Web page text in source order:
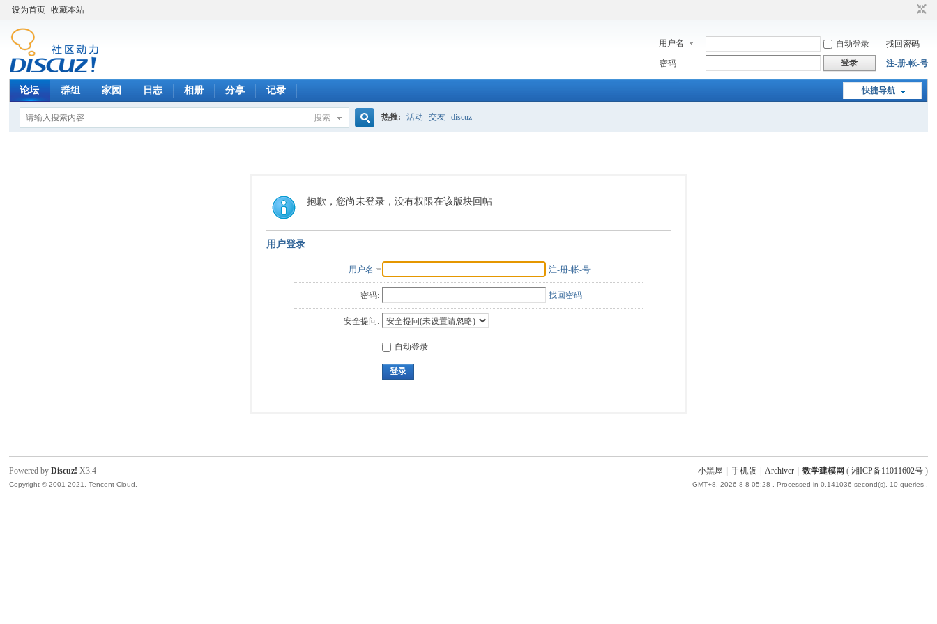
设为首页 收藏本站
用户名 自动登录
找回密码
密码
登录 注-册-帐-号
快捷导航
论坛 群组 家园 日志 相册 分享 记录
搜索
索
热搜: 活动 交友 discuz
抱歉，您尚未登录，没有权限在该版块回帖
用户登录
用户名 注-册-帐-号
密码: 找回密码
安全提问:
自动登录
登录
小黑屋 手机版 Archiver 数学建模网 ( 湘ICP备11011602号)
GMT+8, 2026-8-8 05:28 , Processed in 0.141036 second(s), 10 queries .
Powered byDiscuz! X3.4
Copyright © 2001-2021, Tencent Cloud.